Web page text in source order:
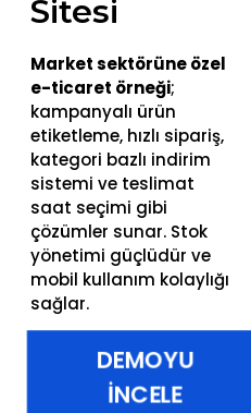
Sitesi
Market sektörüne özel
e-ticaret örneği;
kampanyalı ürün
etiketleme, hızlı sipariş,
kategori bazlı indirim
sistemi ve teslimat
saat seçimi gibi
çözümler sunar. Stok
yönetimi güçlüdür ve
mobil kullanım kolaylığı
sağlar.
DEMOYU
İNCELE